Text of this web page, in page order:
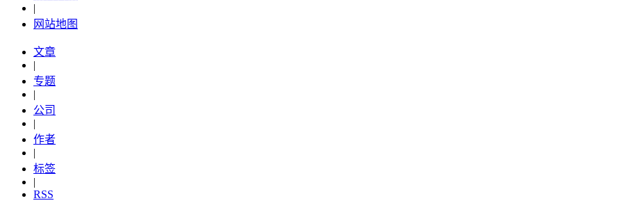
|
网站地图
文章
|
专题
|
公司
|
作者
|
标签
|
RSS